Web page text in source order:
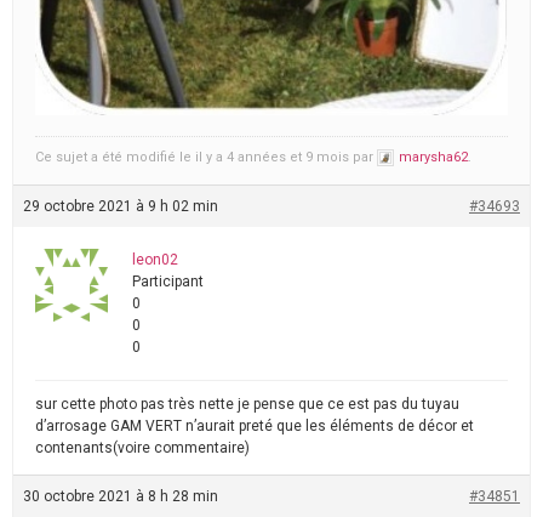
Ce sujet a été modifié le il y a 4 années et 9 mois par marysha62.
29 octobre 2021 à 9 h 02 min #34693
leon02
Participant
0
0
0
sur cette photo pas très nette je pense que ce est pas du tuyau
d’arrosage GAM VERT n’aurait preté que les éléments de décor et
contenants(voire commentaire)
30 octobre 2021 à 8 h 28 min #34851